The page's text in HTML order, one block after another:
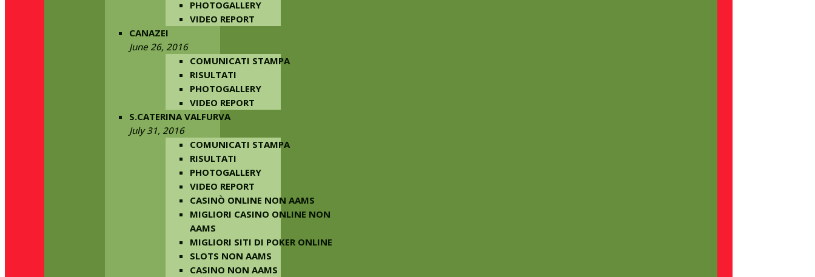
PHOTOGALLERY
VIDEO REPORT
CANAZEI
June 26, 2016
COMUNICATI STAMPA
RISULTATI
PHOTOGALLERY
VIDEO REPORT
S.CATERINA VALFURVA
July 31, 2016
COMUNICATI STAMPA
RISULTATI
PHOTOGALLERY
VIDEO REPORT
CASINÒ ONLINE NON AAMS
MIGLIORI CASINO ONLINE NON
AAMS
MIGLIORI SITI DI POKER ONLINE
SLOTS NON AAMS
CASINO NON AAMS